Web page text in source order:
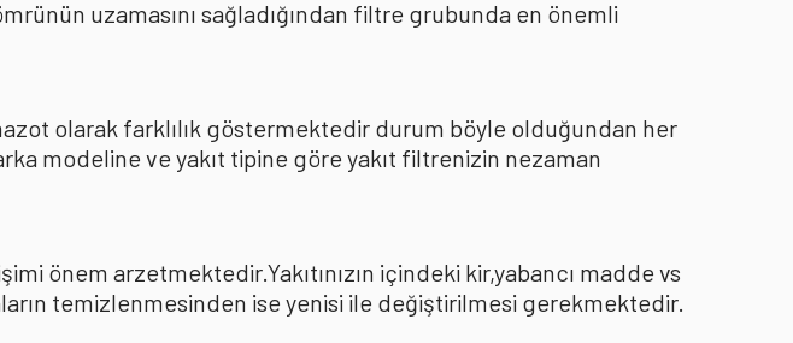
uzamasını sağladığından filtre grubunda en önemli
olarak farklılık göstermektedir durum böyle olduğundan her
modeline ve yakıt tipine göre yakıt filtrenizin nezaman
önem arzetmektedir.Yakıtınızın içindeki kir,yabancı madde vs
temizlenmesinden ise yenisi ile değiştirilmesi gerekmektedir.